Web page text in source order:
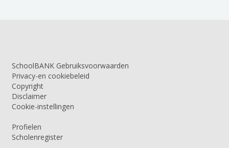
SchoolBANK Gebruiksvoorwaarden
Privacy-en cookiebeleid
Copyright
Disclaimer
Cookie-instellingen
Profielen
Scholenregister